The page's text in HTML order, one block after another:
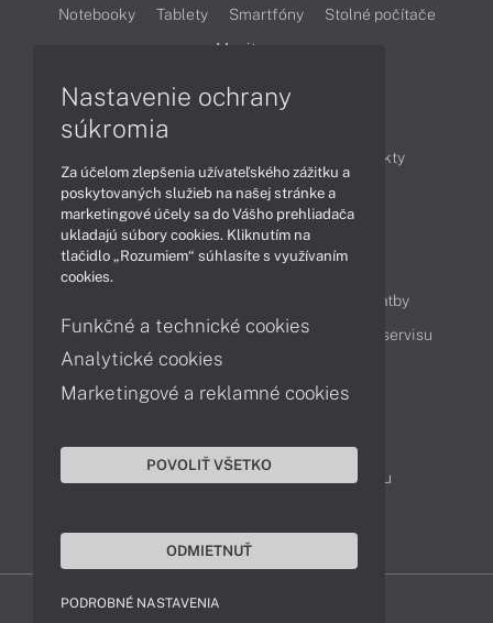
Notebooky Tablety Smartfóny
Stolné počítače
Monitory
Produkty
Technológie
Videá
Obsah
Možnosti doručenia a platby
Podpora a servis
Servisné služby Cenník servisu
Kontakty
043 4224 771
Obchodné oddelenie
Reklamácia tovaru
Nastavenie ochrany
súkromia
Za účelom zlepšenia užívateľského zážitku a
poskytovaných služieb na našej stránke a
marketingové účely sa do Vášho prehliadača
ukladajú súbory cookies. Kliknutím na
tlačidlo „Rozumiem“ súhlasíte s využívaním
cookies.
Funkčné a technické cookies
Analytické cookies
Marketingové a reklamné cookies
POVOLIŤ VŠETKO
ODMIETNUŤ
PODROBNÉ NASTAVENIA